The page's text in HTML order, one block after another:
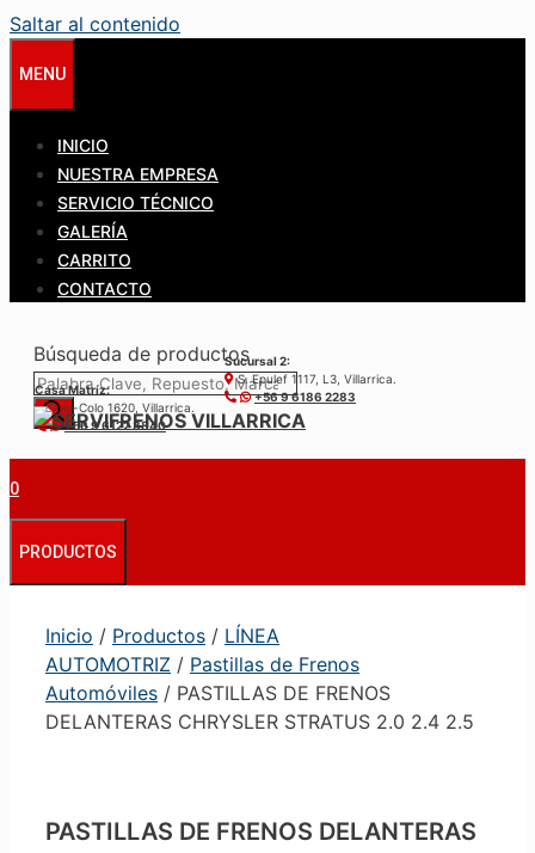
Saltar al contenido
MENU
INICIO
NUESTRA EMPRESA
SERVICIO TÉCNICO
GALERÍA
CARRITO
CONTACTO
Búsqueda de productos
Casa Matríz:
Colo-Colo 1620, Villarrica.
+56 9 6122 3840
Sucursal 2:
S. Epulef 1117, L3, Villarrica.
+56 9 6186 2283
0
PRODUCTOS
Inicio / Productos / LÍNEA
AUTOMOTRIZ / Pastillas de Frenos
Automóviles / PASTILLAS DE FRENOS
DELANTERAS CHRYSLER STRATUS 2.0 2.4 2.5
PASTILLAS DE FRENOS DELANTERAS